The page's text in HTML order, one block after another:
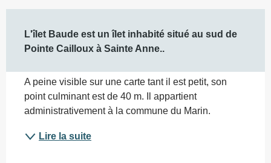
L'îlet Baude est un îlet inhabité situé au sud de
Pointe Cailloux à Sainte Anne..
A peine visible sur une carte tant il est petit, son
point culminant est de 40 m. Il appartient
administrativement à la commune du Marin.
Lire la suite